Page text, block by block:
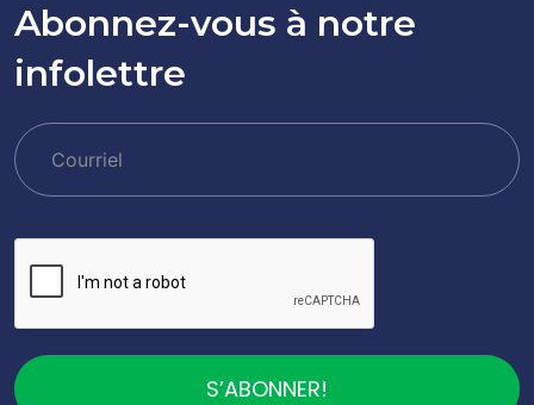
Abonnez-vous à notre
infolettre
S’ABONNER!